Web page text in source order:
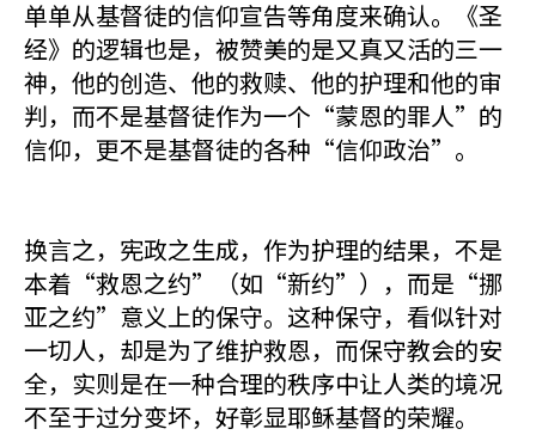
单单从基督徒的信仰宣告等角度来确认。《圣
经》的逻辑也是，被赞美的是又真又活的三一
神，他的创造、他的救赎、他的护理和他的审
判，而不是基督徒作为一个“蒙恩的罪人”的
信仰，更不是基督徒的各种“信仰政治”。
换言之，宪政之生成，作为护理的结果，不是
本着“救恩之约”（如“新约”），而是“挪
亚之约”意义上的保守。这种保守，看似针对
一切人，却是为了维护救恩，而保守教会的安
全，实则是在一种合理的秩序中让人类的境况
不至于过分变坏，好彰显耶稣基督的荣耀。